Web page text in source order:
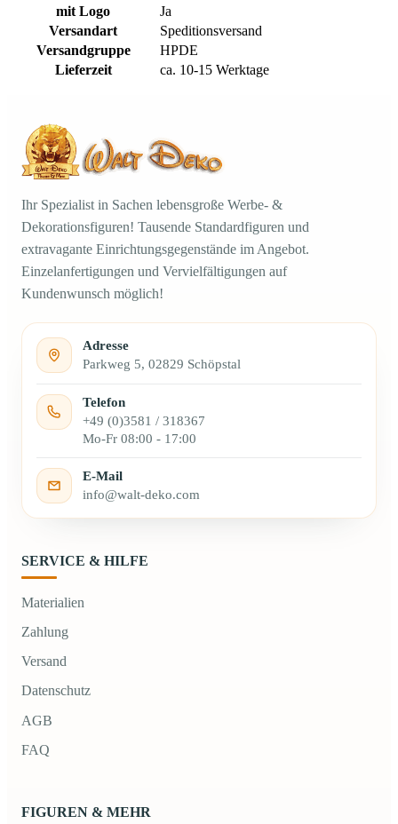
mit Logo
Ja
Versandart
Speditionsversand
Versandgruppe
HPDE
Lieferzeit
ca. 10-15 Werktage
Ihr Spezialist in Sachen lebensgroße Werbe- &
Dekorationsfiguren! Tausende Standardfiguren und
extravagante Einrichtungsgegenstände im Angebot.
Einzelanfertigungen und Vervielfältigungen auf
Kundenwunsch möglich!
Adresse
Parkweg 5, 02829 Schöpstal
Telefon
+49 (0)3581 / 318367
Mo-Fr 08:00 - 17:00
E-Mail
info@walt-deko.com
SERVICE & HILFE
Materialien
Zahlung
Versand
Datenschutz
AGB
FAQ
FIGUREN & MEHR